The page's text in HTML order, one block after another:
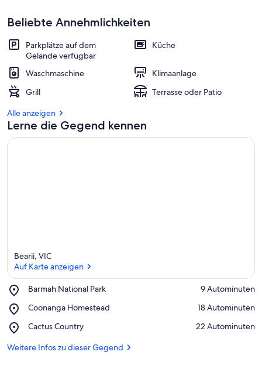
Beliebte Annehmlichkeiten
Parkplätze auf dem
Gelände verfügbar
Küche
Waschmaschine
Klimaanlage
Grill
Terrasse oder Patio
Alle anzeigen
Lerne die Gegend kennen
Bearii, VIC
Auf Karte anzeigen
Barmah National Park
Place,
National
‪9 Autominuten‬
Coonanga Homestead
Place,
Homestead
‪18 Autominuten‬
Cactus Country
Place,
Country
‪22 Autominuten‬
Weitere Infos zu dieser Gegend